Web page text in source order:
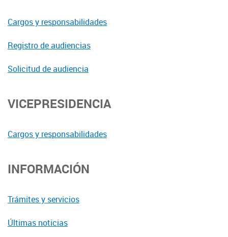
Cargos y responsabilidades
Registro de audiencias
Solicitud de audiencia
VICEPRESIDENCIA
Cargos y responsabilidades
INFORMACIÓN
Trámites y servicios
Últimas noticias